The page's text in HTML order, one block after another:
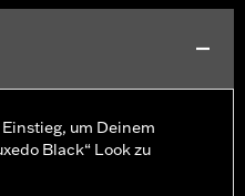
um Deinem
Black“ Look zu